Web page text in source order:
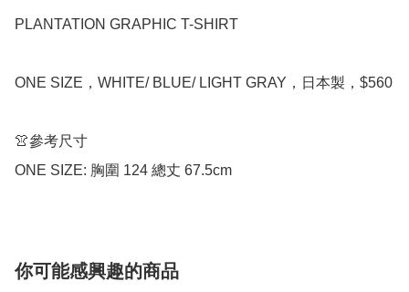
PLANTATION GRAPHIC T-SHIRT
ONE SIZE，WHITE/ BLUE/ LIGHT GRAY，日本製，$560
👚參考尺寸
ONE SIZE: 胸圍 124 總丈 67.5cm
你可能感興趣的商品